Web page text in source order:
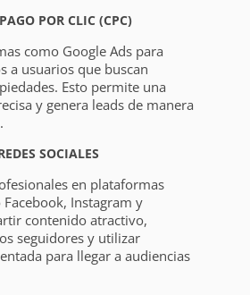
POR CLIC (CPC)
como Google Ads para
a usuarios que buscan
Esto permite una
y genera leads de manera
SOCIALES
en plataformas
Instagram y
contenido atractivo,
seguidores y utilizar
para llegar a audiencias